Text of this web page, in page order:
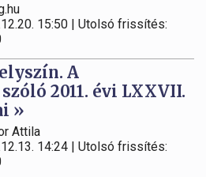
15:50 | Utolsó frissítés:
A
2011. évi LXXVII.
»
Attila
14:24 | Utolsó frissítés: